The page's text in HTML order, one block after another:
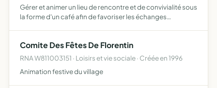
Gérer et animer un lieu de rencontre et de convivialité sous
la forme d'un café afin de favoriser les échanges
Comite Des Fêtes De Florentin
RNA W811003151 · Loisirs et vie sociale · Créée en 1996
Animation festive du village